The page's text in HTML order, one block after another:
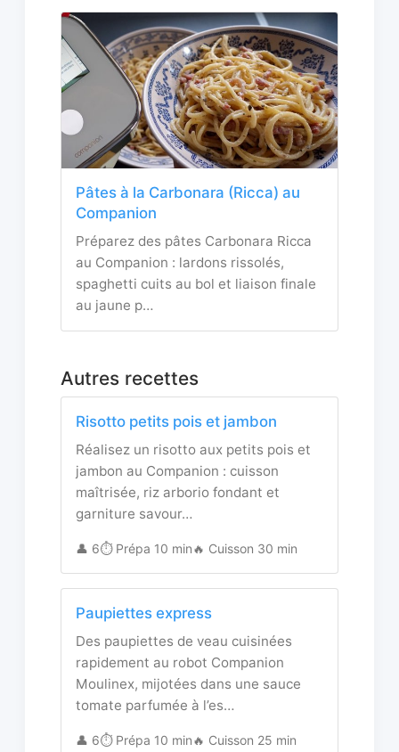
Pâtes à la Carbonara (Ricca) au
Companion
Préparez des pâtes Carbonara Ricca
au Companion : lardons rissolés,
spaghetti cuits au bol et liaison finale
au jaune p…
Autres recettes
Risotto petits pois et jambon
Réalisez un risotto aux petits pois et
jambon au Companion : cuisson
maîtrisée, riz arborio fondant et
garniture savour…
👤 6⏱️ Prépa 10 min🔥 Cuisson 30 min
Paupiettes express
Des paupiettes de veau cuisinées
rapidement au robot Companion
Moulinex, mijotées dans une sauce
tomate parfumée à l’es…
👤 6⏱️ Prépa 10 min🔥 Cuisson 25 min